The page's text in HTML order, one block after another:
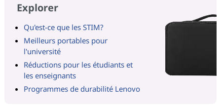
Explorer
Qu'est-ce que les STIM?
Meilleurs portables pour
l'université
Réductions pour les étudiants et
les enseignants
Programmes de durabilité Lenovo